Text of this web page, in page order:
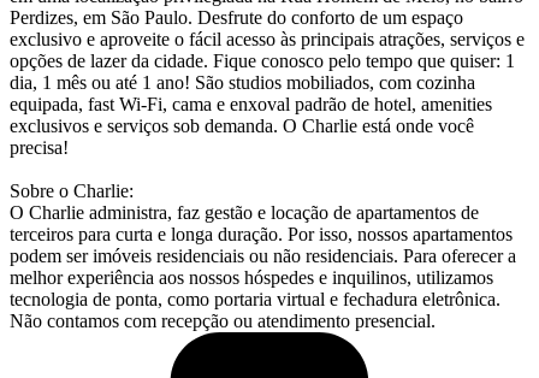
Perdizes, em São Paulo. Desfrute do conforto de um espaço
exclusivo e aproveite o fácil acesso às principais atrações, serviços e
opções de lazer da cidade. Fique conosco pelo tempo que quiser: 1
dia, 1 mês ou até 1 ano! São studios mobiliados, com cozinha
equipada, fast Wi-Fi, cama e enxoval padrão de hotel, amenities
exclusivos e serviços sob demanda. O Charlie está onde você
precisa!
Sobre o Charlie:
O Charlie administra, faz gestão e locação de apartamentos de
terceiros para curta e longa duração. Por isso, nossos apartamentos
podem ser imóveis residenciais ou não residenciais. Para oferecer a
melhor experiência aos nossos hóspedes e inquilinos, utilizamos
tecnologia de ponta, como portaria virtual e fechadura eletrônica.
Não contamos com recepção ou atendimento presencial.